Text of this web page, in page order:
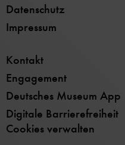
Datenschutz
Impressum
Kontakt
Engagement
Deutsches Museum App
Digitale Barrierefreiheit
Cookies verwalten